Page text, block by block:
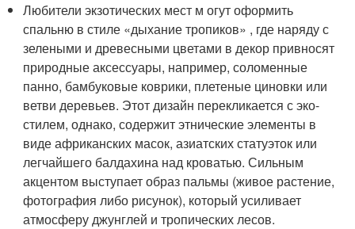
Любители экзотических мест м огут оформить
спальню в стиле «дыхание тропиков» , где наряду с
зелеными и древесными цветами в декор привносят
природные аксессуары, например, соломенные
панно, бамбуковые коврики, плетеные циновки или
ветви деревьев. Этот дизайн перекликается с эко-
стилем, однако, содержит этнические элементы в
виде африканских масок, азиатских статуэток или
легчайшего балдахина над кроватью. Сильным
акцентом выступает образ пальмы (живое растение,
фотография либо рисунок), который усиливает
атмосферу джунглей и тропических лесов.